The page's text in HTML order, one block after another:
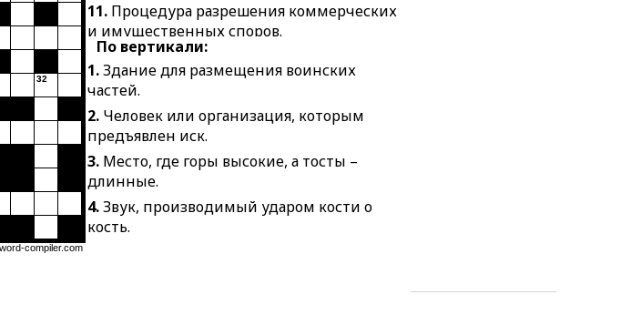
11. Процедура разрешения коммерческих
и имущественных споров.
13.Предварительное расследование
правонарушения.
14.Постепенно перемещающийся в ходе
работ конец горной выработки.
15.В сказках, народных поверьях:
оборотень, выходящий из могилы и
сосущий кровь живых.
18.Тропическое дерево с толстым
стволом.
По вертикали:
1.Здание для размещения воинских
частей.
2. Человек или организация, которым
предъявлен иск.
3. Место, где горы высокие, а тосты –
длинные.
4.Звук, производимый ударом кости о
кость.
32
compiler.com